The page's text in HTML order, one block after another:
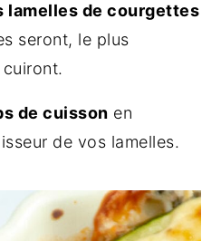
lamelles de courgettes
seront, le plus
de cuisson en
de vos lamelles.